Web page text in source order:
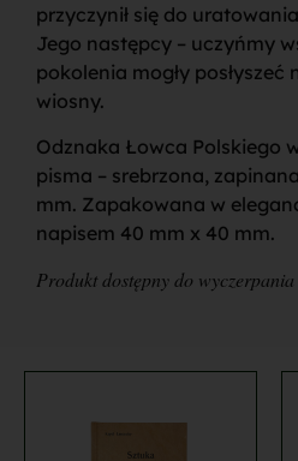
przyczynił się do
Jego następcy – uczyńmy
pokolenia mogły posłyszeć
wiosny.
Odznaka Łowca Polskiego
pisma – srebrzona,
mm. Zapakowana w
napisem 40 mm x 40 mm.
Produkt dostępny do wyczerpania